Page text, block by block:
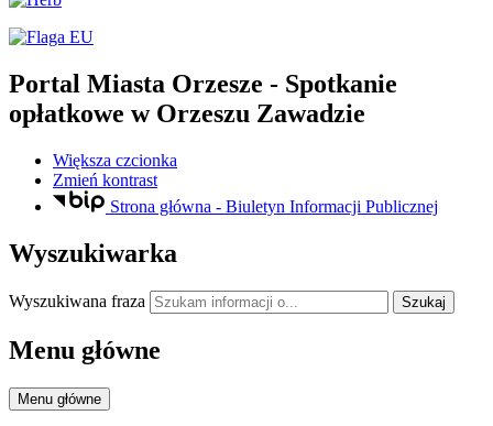
Portal Miasta Orzesze - Spotkanie
opłatkowe w Orzeszu Zawadzie
Większa czcionka
Zmień kontrast
Strona główna - Biuletyn Informacji Publicznej
Wyszukiwarka
Wyszukiwana fraza Szukaj
Menu główne
Menu główne